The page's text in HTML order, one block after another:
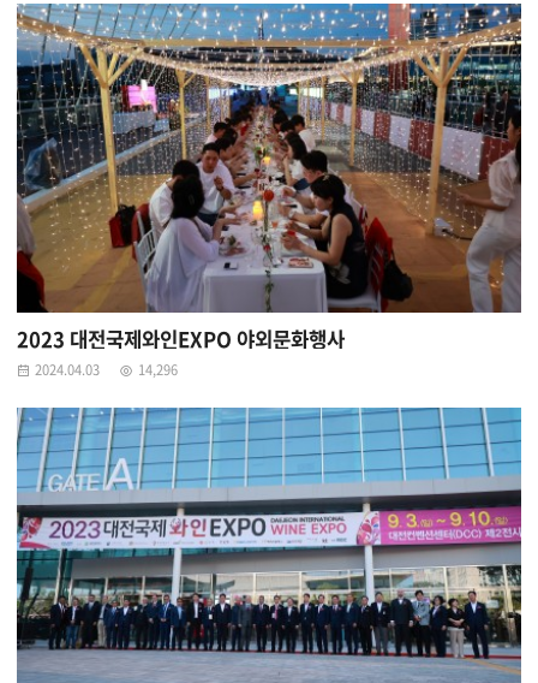
2023 대전국제와인EXPO 야외문화행사
2024.04.03 14,296